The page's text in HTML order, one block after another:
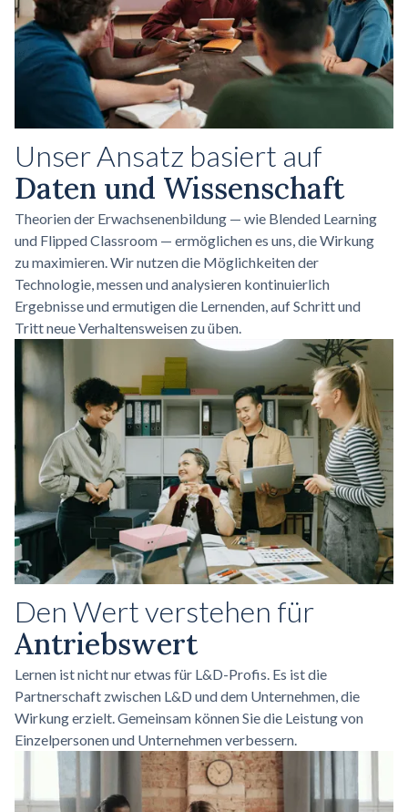
Unser Ansatz basiert auf
Daten und Wissenschaft
Theorien der Erwachsenenbildung — wie Blended Learning
und Flipped Classroom — ermöglichen es uns, die Wirkung
zu maximieren. Wir nutzen die Möglichkeiten der
Technologie, messen und analysieren kontinuierlich
Ergebnisse und ermutigen die Lernenden, auf Schritt und
Tritt neue Verhaltensweisen zu üben.
Den Wert verstehen für
Antriebswert
Lernen ist nicht nur etwas für L&D-Profis. Es ist die
Partnerschaft zwischen L&D und dem Unternehmen, die
Wirkung erzielt. Gemeinsam können Sie die Leistung von
Einzelpersonen und Unternehmen verbessern.